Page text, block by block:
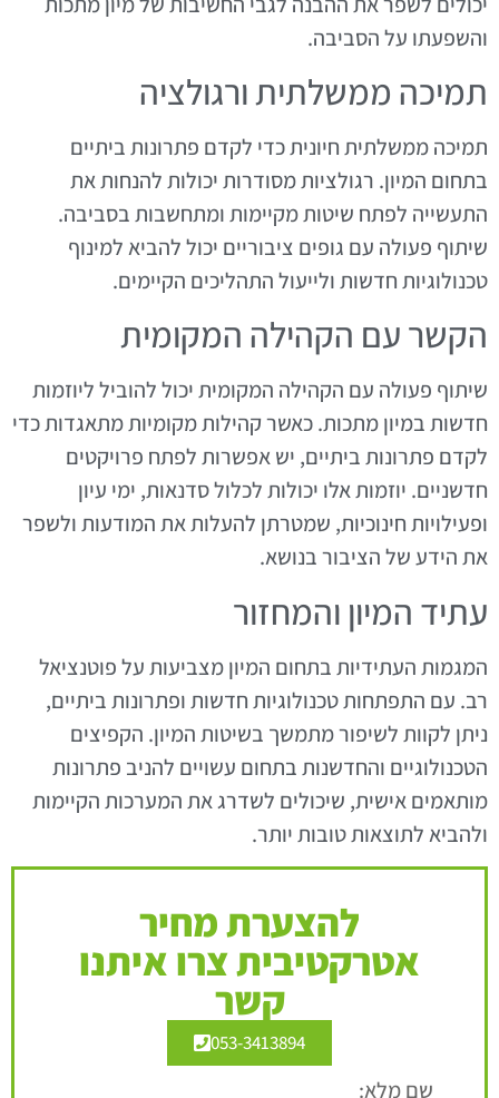
והשפעתו על הסביבה.
תמיכה ממשלתית ורגולציה
תמיכה ממשלתית חיונית כדי לקדם פתרונות ביתיים
בתחום המיון. רגולציות מסודרות יכולות להנחות את
התעשייה לפתח שיטות מקיימות ומתחשבות בסביבה.
שיתוף פעולה עם גופים ציבוריים יכול להביא למינוף
טכנולוגיות חדשות ולייעול התהליכים הקיימים.
הקשר עם הקהילה המקומית
שיתוף פעולה עם הקהילה המקומית יכול להוביל ליוזמות
חדשות במיון מתכות. כאשר קהילות מקומיות מתאגדות כדי
לקדם פתרונות ביתיים, יש אפשרות לפתח פרויקטים
חדשניים. יוזמות אלו יכולות לכלול סדנאות, ימי עיון
ופעילויות חינוכיות, שמטרתן להעלות את המודעות ולשפר
את הידע של הציבור בנושא.
עתיד המיון והמחזור
המגמות העתידיות בתחום המיון מצביעות על פוטנציאל
רב. עם התפתחות טכנולוגיות חדשות ופתרונות ביתיים,
ניתן לקוות לשיפור מתמשך בשיטות המיון. הקפיצים
הטכנולוגיים והחדשנות בתחום עשויים להניב פתרונות
מותאמים אישית, שיכולים לשדרג את המערכות הקיימות
ולהביא לתוצאות טובות יותר.
להצערת מחיר
אטרקטיבית צרו איתנו
קשר
053-3413894